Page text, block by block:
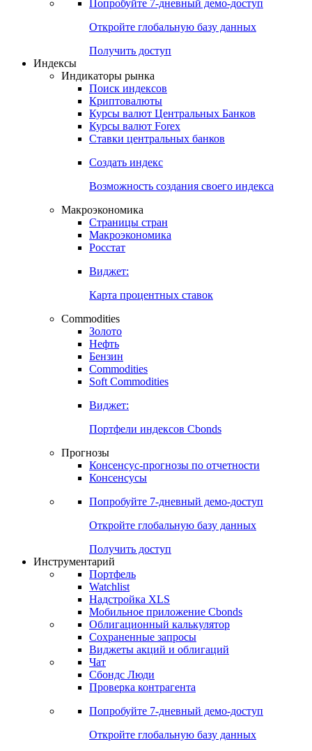
Попробуйте 7-дневный демо-доступ
Откройте глобальную базу данных
Получить доступ
Индексы
Индикаторы рынка
Поиск индексов
Криптовалюты
Курсы валют Центральных Банков
Курсы валют Forex
Ставки центральных банков
Создать индекс
Возможность создания своего индекса
Макроэкономика
Страницы стран
Макроэкономика
Росстат
Виджет:
Карта процентных ставок
Commodities
Золото
Нефть
Бензин
Commodities
Soft Commodities
Виджет:
Портфели индексов Cbonds
Прогнозы
Консенсус-прогнозы по отчетности
Консенсусы
Попробуйте 7-дневный демо-доступ
Откройте глобальную базу данных
Получить доступ
Инструментарий
Портфель
Watchlist
Надстройка XLS
Мобильное приложение Cbonds
Облигационный калькулятор
Сохраненные запросы
Виджеты акций и облигаций
Чат
Сбондс Люди
Проверка контрагента
Попробуйте 7-дневный демо-доступ
Откройте глобальную базу данных